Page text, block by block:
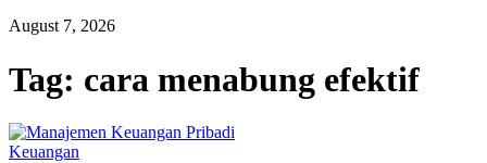
August 7, 2026
Tag: cara menabung efektif
Keuangan